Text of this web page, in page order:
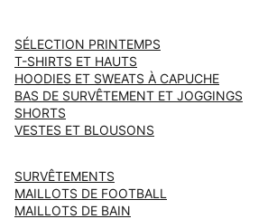
SÉLECTION PRINTEMPS
T-SHIRTS ET HAUTS
HOODIES ET SWEATS À CAPUCHE
BAS DE SURVÊTEMENT ET JOGGINGS
SHORTS
VESTES ET BLOUSONS
SURVÊTEMENTS
MAILLOTS DE FOOTBALL
MAILLOTS DE BAIN